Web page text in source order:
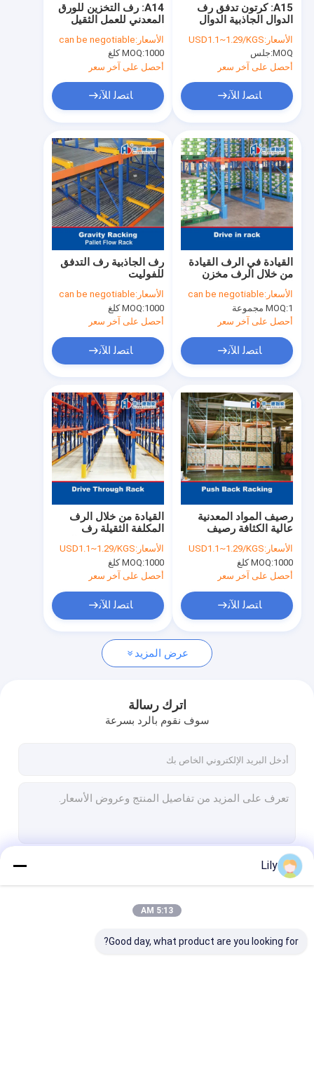
المنتجات
حول بنا
جولة في المعمل
ضبط الجودة
أخبار
جميع القضايا
رف كهربائي متنقل
الرافعة الرافعة
حاوية تخزين المستودعات
حامي الرف
A14: رف التخزين للورق
المعدني للعمل الثقيل
الدرج الهيكل المعدني رف
الدرج رف للتخزين للورق
الأسعار:can be negotiable
MOQ:1000 كلغ
أحصل على آخر سعر
ﺎﺘﺼﻟ ﺍﻶﻧ
A15: كرتون تدفق رف
الدوال الجاذبية الدوال
رف الدوال ناقل رف
الأسعار:USD1.1~1.29/KGS
MOQ: جلس
أحصل على آخر سعر
ﺎﺘﺼﻟ ﺍﻶﻧ
رف الجاذبية رف التدفق
للفوليت
الأسعار:can be negotiable
MOQ:1000 كلغ
أحصل على آخر سعر
ﺎﺘﺼﻟ ﺍﻶﻧ
القيادة في الرف القيادة
من خلال الرف مخزن
الرف
الأسعار:can be negotiable
MOQ:1 مجموعة
أحصل على آخر سعر
ﺎﺘﺼﻟ ﺍﻶﻧ
القيادة من خلال الرف
المكلفة الثقيلة رف
الفوليت القيادة في الرف
الأسعار:USD1.1~1.29/KGS
MOQ:1000 كلغ
أحصل على آخر سعر
ﺎﺘﺼﻟ ﺍﻶﻧ
رصيف المواد المعدنية
عالية الكثافة رصيف
التخزين
الأسعار:USD1.1~1.29/KGS
MOQ:1000 كلغ
أحصل على آخر سعر
ﺎﺘﺼﻟ ﺍﻶﻧ
عرض المزيد
اترك رسالة
سوف نقوم بالرد بسرعة
Lily
5:13 AM
Good day, what product are you looking for?